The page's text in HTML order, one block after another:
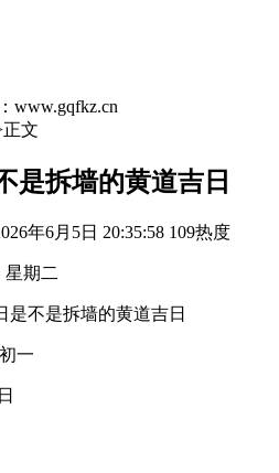
www.gqfkz.cn
正文
是拆墙的黄道吉日
年6月5日 20:35:58 109热度
星期二
一